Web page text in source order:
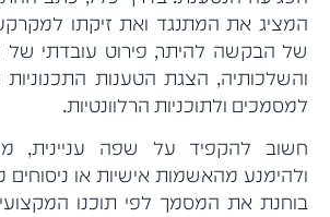
המציג את המתנגד ואת זיקתו
של הבקשה להיתר, פירוט עובדתי של
והשלכותיה, הצגת הטענות התכנוניות
למסמכים ולתוכניות הרלוונטיות.
חשוב להקפיד על שפה עניינית,
ולהימנע מהאשמות אישיות או
בוחנת את המסמך לפי תוכנו